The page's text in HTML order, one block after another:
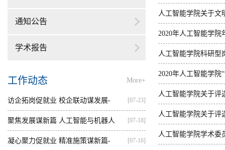
通知公告
学术报告
工作动态 More+
访企拓岗促就业 校企联动谋发展-
—...
[07-23]
聚焦发展谋新篇 人工智能与机器人
学...
[07-18]
凝心聚力促就业 精准施策谋新篇- [07-16]
人工智能学院关于文
2020年人工智能学院
人工智能学院科研型
2020年人工智能学院
人工智能学院关于评
人工智能学院关于评
人工智能学院学术委